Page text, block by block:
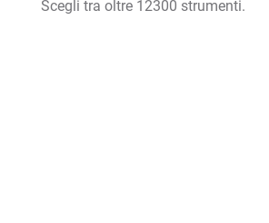
Scegli tra oltre 12300 strumenti.